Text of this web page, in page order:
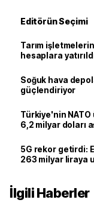
Editörün Seçimi
Tarım
hesaplara
Soğuk hava
güçlendiriyor
Türkiye'nin
6,2 milyar doları
5G rekor getirdi:
263 milyar liraya
İlgili Haberler